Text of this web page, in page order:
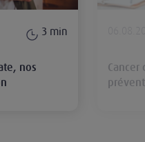
3 min
nos
Cancer